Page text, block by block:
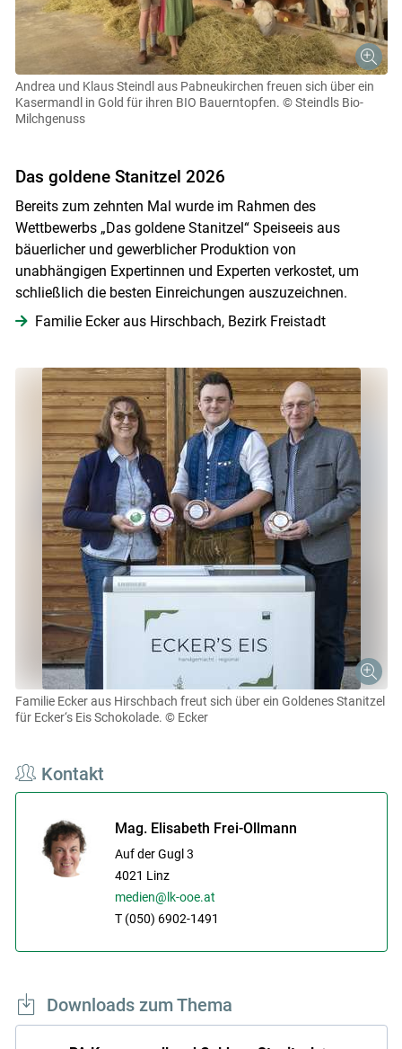
Andrea und Klaus Steindl aus Pabneukirchen freuen sich über ein
Kasermandl in Gold für ihren BIO Bauerntopfen. © Steindls Bio-
Milchgenuss
Das goldene Stanitzel 2026
Bereits zum zehnten Mal wurde im Rahmen des
Wettbewerbs „Das goldene Stanitzel“ Speiseeis aus
bäuerlicher und gewerblicher Produktion von
unabhängigen Expertinnen und Experten verkostet, um
schließlich die besten Einreichungen auszuzeichnen.
​​​​​​​Familie Ecker aus Hirschbach, Bezirk Freistadt
Familie Ecker aus Hirschbach freut sich über ein Goldenes Stanitzel
für Ecker‘s Eis Schokolade. © Ecker
Kontakt
Mag. Elisabeth Frei-Ollmann
Auf der Gugl 3
4021 Linz
medien@lk-ooe.at
T (050) 6902-1491
Downloads zum Thema